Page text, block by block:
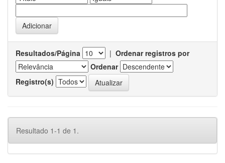
Resultados/Página | Ordenar registros por
Ordenar
Registro(s)
Resultado 1-1 de 1.